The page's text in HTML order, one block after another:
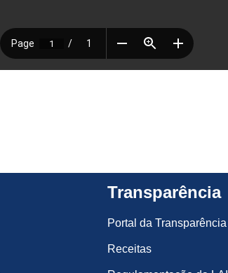
Transparência
Portal da Transparência
Receitas